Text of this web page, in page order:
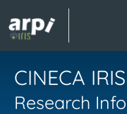
CINECA IRIS
Research